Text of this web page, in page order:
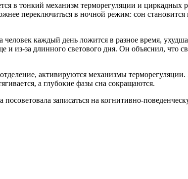
в тонкий механизм терморегуляции и циркадных
переключиться в ночной режим: сон
каждый день ложится в разное время,
из-за длинного светового дня. Он объяснил, что
активируются механизмы терморегуляции.
а глубокие фазы сна сокращаются.
записаться на когнитивно-